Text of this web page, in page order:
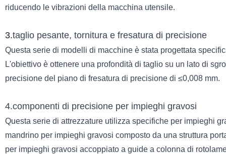
riducendo le vibrazioni della macchina utensile.
3.taglio pesante, tornitura e fresatura di precisione
Questa serie di modelli di macchine è stata progettata
L'obiettivo è ottenere una profondità di taglio su un lato di
precisione del piano di fresatura di precisione di ≤0,008 mm.
4.componenti di precisione per impieghi gravosi
Questa serie di attrezzature utilizza specifiche per impieghi
mandrino per impieghi gravosi composto da una struttura
per impieghi gravosi accoppiato a guide a colonna di